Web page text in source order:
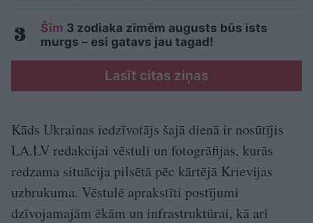
Šīm 3 zodiaka zīmēm augusts būs īsts
murgs – esi gatavs jau tagad!
Lasīt citas ziņas
Kāds Ukrainas iedzīvotājs šajā dienā ir nosūtījis
LA.LV redakcijai vēstuli un fotogrāfijas, kurās
redzama situācija pilsētā pēc kārtējā Krievijas
uzbrukuma. Vēstulē aprakstīti postījumi
dzīvojamajām ēkām un infrastruktūrai, kā arī